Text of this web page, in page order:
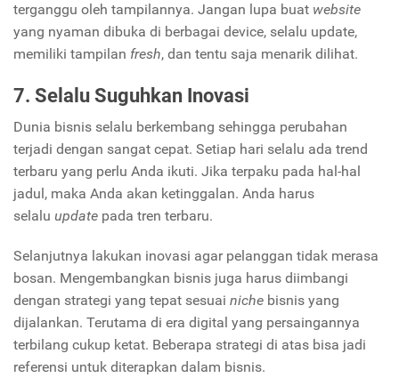
terganggu oleh tampilannya. Jangan lupa buat website
yang nyaman dibuka di berbagai device, selalu update,
memiliki tampilan fresh, dan tentu saja menarik dilihat.
7. Selalu Suguhkan Inovasi
Dunia bisnis selalu berkembang sehingga perubahan
terjadi dengan sangat cepat. Setiap hari selalu ada trend
terbaru yang perlu Anda ikuti. Jika terpaku pada hal-hal
jadul, maka Anda akan ketinggalan. Anda harus
selalu update pada tren terbaru.
Selanjutnya lakukan inovasi agar pelanggan tidak merasa
bosan. Mengembangkan bisnis juga harus diimbangi
dengan strategi yang tepat sesuai niche bisnis yang
dijalankan. Terutama di era digital yang persaingannya
terbilang cukup ketat. Beberapa strategi di atas bisa jadi
referensi untuk diterapkan dalam bisnis.